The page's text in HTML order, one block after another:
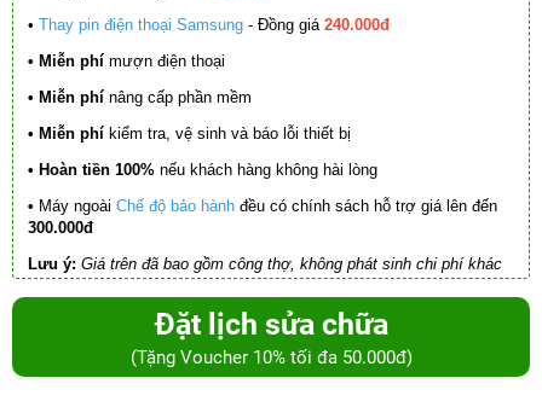
• Thay pin điện thoại Samsung - Đồng giá 240.000đ
• Miễn phí mượn điện thoại
• Miễn phí nâng cấp phần mềm
• Miễn phí kiểm tra, vệ sinh và báo lỗi thiết bị
• Hoàn tiền 100% nếu khách hàng không hài lòng
• Máy ngoài Chế độ bảo hành đều có chính sách hỗ trợ giá lên đến
300.000đ
Lưu ý: Giá trên đã bao gồm công thợ, không phát sinh chi phí khác
Đặt lịch sửa chữa
(Tặng Voucher 10% tối đa 50.000đ)